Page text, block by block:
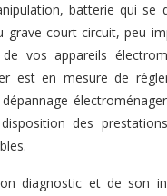
batterie qui se
grave court-circuit, peu
vos appareils
est en mesure de
des
diagnostic et de son